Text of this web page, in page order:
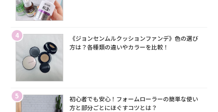
4
《ジョンセンムルクッションファンデ》色の選び
方は？各種類の違いやカラーを比較！
5
初心者でも安心！フォームローラーの簡単な使い
方と部分ごとにほぐすコツとは？